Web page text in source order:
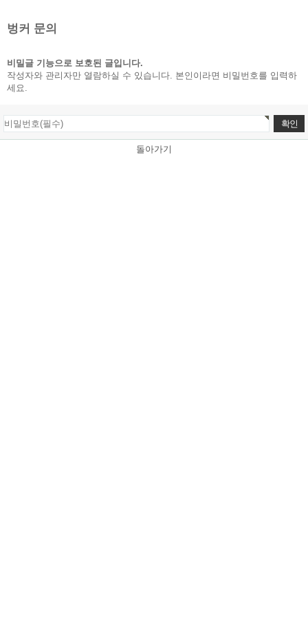
벙커 문의
비밀글 기능으로 보호된 글입니다.
작성자와 관리자만 열람하실 수 있습니다. 본인이라면 비밀번호를 입력하
세요.
돌아가기